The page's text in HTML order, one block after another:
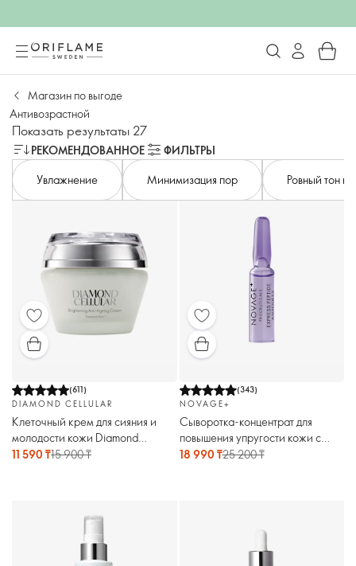
Магазин по выгоде
Антивозрастной
Показать результаты 27
РЕКОМЕНДОВАННОЕ
ФИЛЬТРЫ
Увлажнение
Минимизация пор Ровный тон
(611)
DIAMOND CELLULAR
Клеточный крем для сияния и
молодости кожи Diamond
Cellular
11 590 ₸15 900 ₸
(343)
NOVAGE+
Сыворотка-концентрат для
повышения упругости кожи с
пептидами Novage+
18 990 ₸25 200 ₸